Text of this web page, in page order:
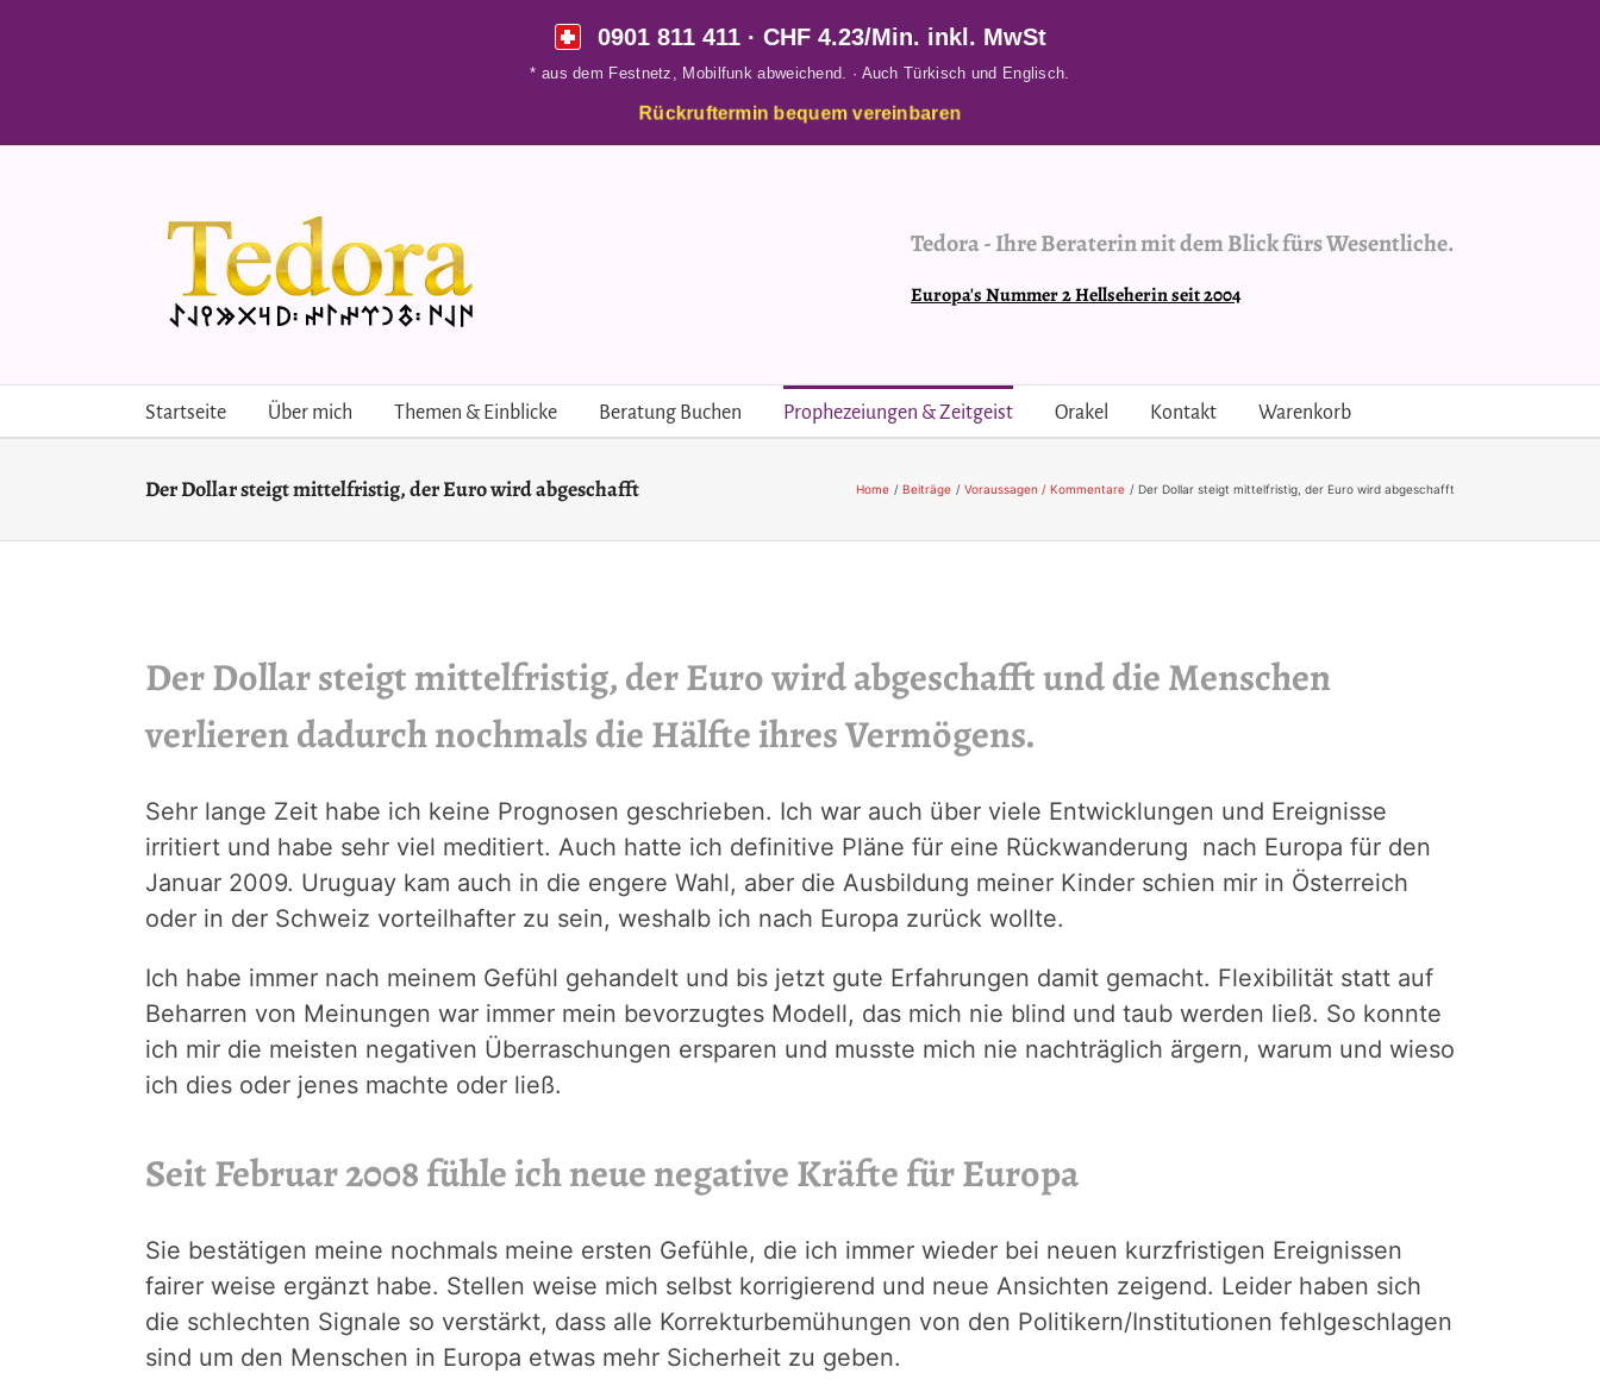
0901 811 411· CHF 4.23/Min. inkl. MwSt
* aus dem Festnetz, Mobilfunk abweichend. · Auch Türkisch und Englisch.
Rückruftermin bequem vereinbaren
Tedora-Ihre Beraterin mit dem Blick fürs Wesentliche.
Europa's Nummer 2 Hellseherin seit 2004
Startseite Über mich Themen & Einblicke Beratung Buchen Prophezeiungen & Zeitgeist Orakel Kontakt Warenkorb
Der Dollar steigt mittelfristig, der Euro wird abgeschafft Home Beiträge Voraussagen / Kommentare Der Dollar steigt mittelfristig, der Euro wird abgeschafft
Der Dollar steigt mittelfristig, der Euro wird abgeschafft und die Menschen
verlieren dadurch nochmals die Hälfte ihres Vermögens.
Sehr lange Zeit habe ich keine Prognosen geschrieben. Ich war auch über viele Entwicklungen und Ereignisse
irritiert und habe sehr viel meditiert. Auch hatte ich definitive Pläne für eine Rückwanderung nach Europa für den
Januar 2009. Uruguay kam auch in die engere Wahl, aber die Ausbildung meiner Kinder schien mir in Österreich
oder in der Schweiz vorteilhafter zu sein, weshalb ich nach Europa zurück wollte.
Ich habe immer nach meinem Gefühl gehandelt und bis jetzt gute Erfahrungen damit gemacht. Flexibilität statt auf
Beharren von Meinungen war immer mein bevorzugtes Modell, das mich nie blind und taub werden ließ. So konnte
ich mir die meisten negativen Überraschungen ersparen und musste mich nie nachträglich ärgern, warum und wieso
ich dies oder jenes machte oder ließ.
Seit Februar 2008 fühle ich neue negative Kräfte für Europa
Sie bestätigen meine nochmals meine ersten Gefühle, die ich immer wieder bei neuen kurzfristigen Ereignissen
fairer weise ergänzt habe. Stellen weise mich selbst korrigierend und neue Ansichten zeigend. Leider haben sich
die schlechten Signale so verstärkt, dass alle Korrekturbemühungen von den Politikern/Institutionen fehlgeschlagen
sind um den Menschen in Europa etwas mehr Sicherheit zu geben.